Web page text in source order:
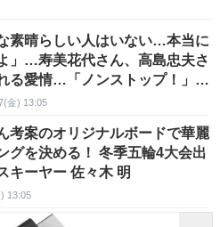
素晴らしい人はいない…本当に
」…寿美花代さん、高島忠夫さ
る愛情…「ノンストップ！」イ
放送
金) 13:05
考案のオリジナルボードで華麗
グを決める！ 冬季五輪4大会出
キーヤー 佐々木 明
13:05